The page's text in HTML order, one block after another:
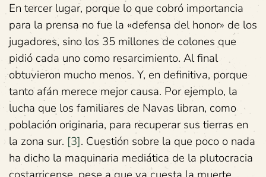
En tercer lugar, porque lo que cobró importancia
para la prensa no fue la «defensa del honor» de los
jugadores, sino los 35 millones de colones que
pidió cada uno como resarcimiento. Al final
obtuvieron mucho menos. Y, en definitiva, porque
tanto afán merece mejor causa. Por ejemplo, la
lucha que los familiares de Navas libran, como
población originaria, para recuperar sus tierras en
la zona sur. [3]. Cuestión sobre la que poco o nada
ha dicho la maquinaria mediática de la plutocracia